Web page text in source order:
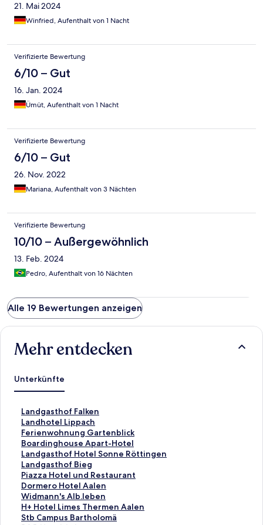
21. Mai 2024
Winfried, Aufenthalt von 1 Nacht
Verifizierte Bewertung
6/10 – Gut
16. Jan. 2024
Ümüt, Aufenthalt von 1 Nacht
Verifizierte Bewertung
6/10 – Gut
26. Nov. 2022
Mariana, Aufenthalt von 3 Nächten
Verifizierte Bewertung
10/10 – Außergewöhnlich
13. Feb. 2024
Pedro, Aufenthalt von 16 Nächten
Alle 19 Bewertungen anzeigen
Mehr entdecken
Unterkünfte
Landgasthof Falken
L
i
n
k
,
d
e
r
d
i
e
Landhotel Lippach
L
i
n
k
,
d
e
r
d
i
Ferienwohnung Gartenblick
L
i
n
k
,
d
e
r
d
Boardinghouse Apart-Hotel
L
i
n
k
,
d
e
r
Landgasthof Hotel Sonne Röttingen
L
i
n
k
,
d
e
Landgasthof Bieg
L
i
n
k
,
d
Piazza Hotel und Restaurant
L
i
n
k
,
Dormero Hotel Aalen
L
i
n
k
Widmann's Alb.leben
L
i
n
H+ Hotel Limes Thermen Aalen
L
iStb Campus Bartholomä
L